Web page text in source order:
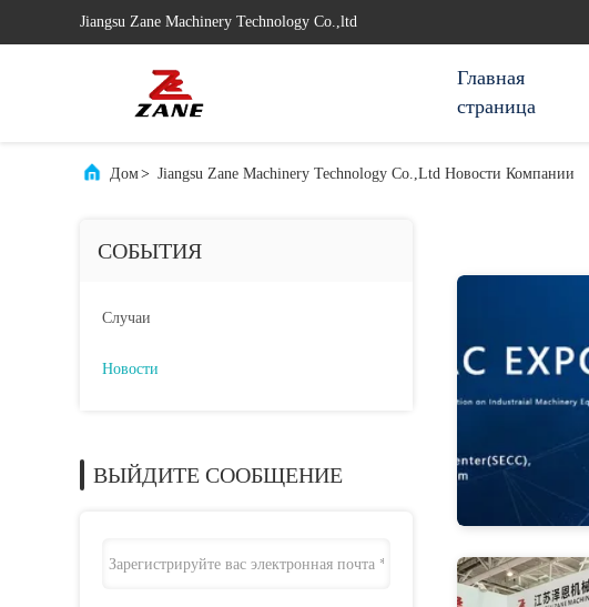
Jiangsu Zane Machinery Technology Co.,ltd
Главная
страница
Дом> Jiangsu Zane Machinery Technology Co.,ltd Новости Компании
СОБЫТИЯ
Случаи
Новости
ВЫЙДИТЕ СООБЩЕНИЕ